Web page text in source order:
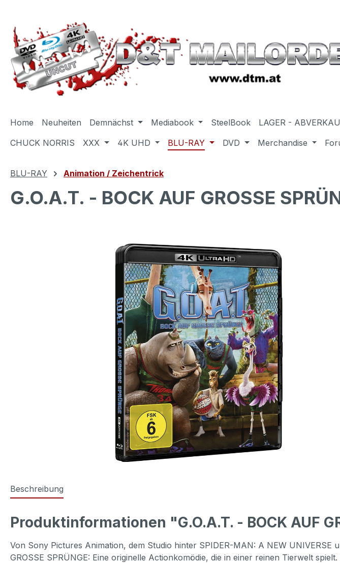
Home Neuheiten Demnächst Mediabook SteelBook LAGER -
CHUCK NORRIS
XXX 4K UHD BLU-RAY DVD Merchandise
BLU-RAY Animation / Zeichentrick
G.O.A.T. - BOCK AUF GROSSE
Beschreibung
Produktinformationen "G.O.A.T. - BOCK AUF
Von Sony Pictures Animation, dem Studio hinter SPIDER-MAN: A NEW UNIVERSE
GROSSE SPRÜNGE: Eine originelle Actionkomödie, die in einer reinen Tierwelt